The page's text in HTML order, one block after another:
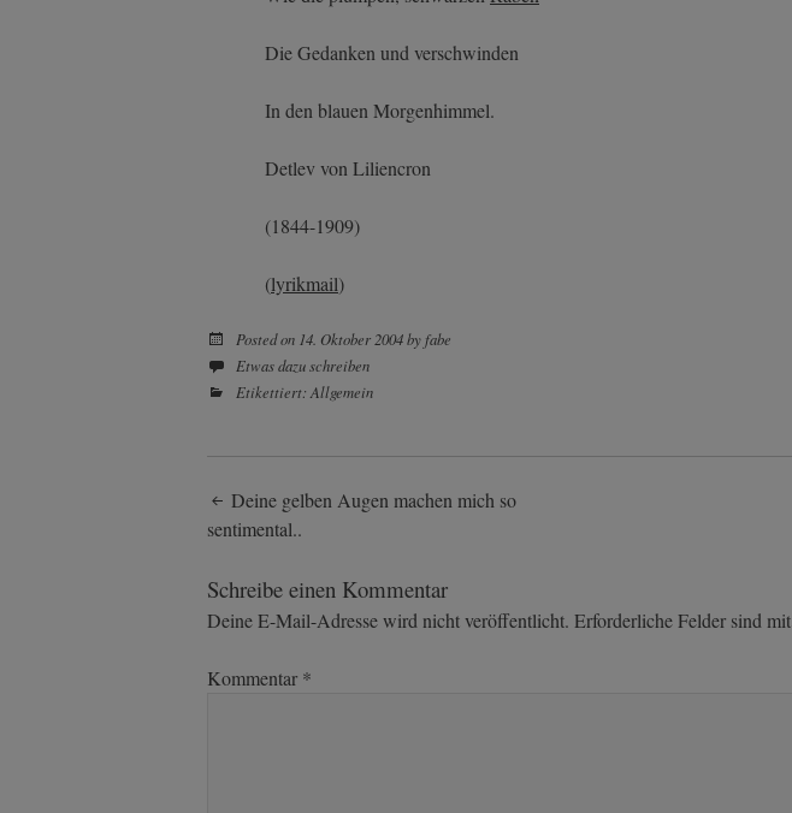
Die Gedanken und verschwinden
In den blauen Morgenhimmel.
Detlev von Liliencron
(1844-1909)
(lyrikmail)
Posted on 14. Oktober 2004by fabe
Etwas dazu schreiben
Etikettiert: Allgemein
Post
navigation
Deine gelben Augen machen mich so
sentimental..
Schreibe einen Kommentar
Deine E-Mail-Adresse wird nicht veröffentlicht. Erforderliche Felder sind mit
Kommentar *